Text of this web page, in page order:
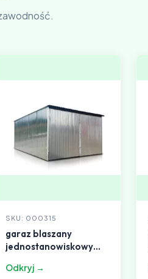
SKU: 000315
garaz blaszany
jednostanowiskowy
jednospadowy ocy
Odkryj →